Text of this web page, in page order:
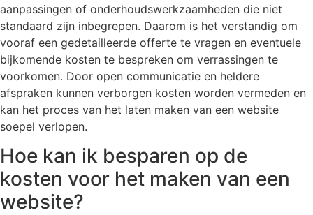
aanpassingen of onderhoudswerkzaamheden die niet
standaard zijn inbegrepen. Daarom is het verstandig om
vooraf een gedetailleerde offerte te vragen en eventuele
bijkomende kosten te bespreken om verrassingen te
voorkomen. Door open communicatie en heldere
afspraken kunnen verborgen kosten worden vermeden en
kan het proces van het laten maken van een website
soepel verlopen.
Hoe kan ik besparen op de
kosten voor het maken van een
website?